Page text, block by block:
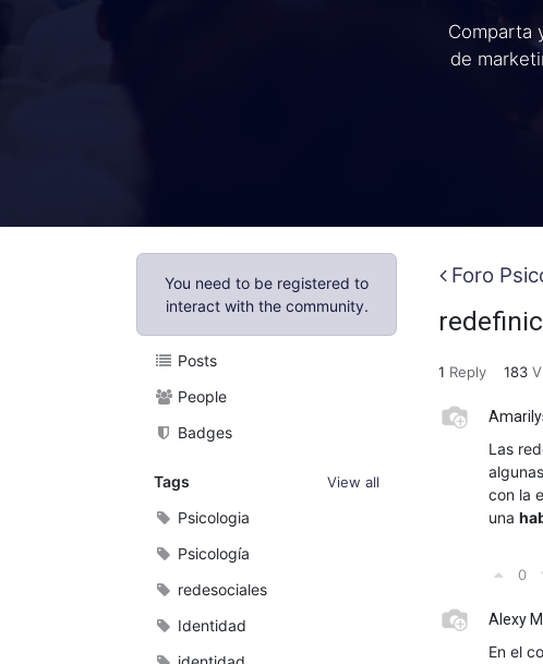
Comparta
de
You need to be registered to
interact with the community.
Posts
People
Badges
Tags View all
Psicologia
Psicología
redesociales
Identidad
Foro
1 Reply 183
Las
con la
una
0
Alexy
En el